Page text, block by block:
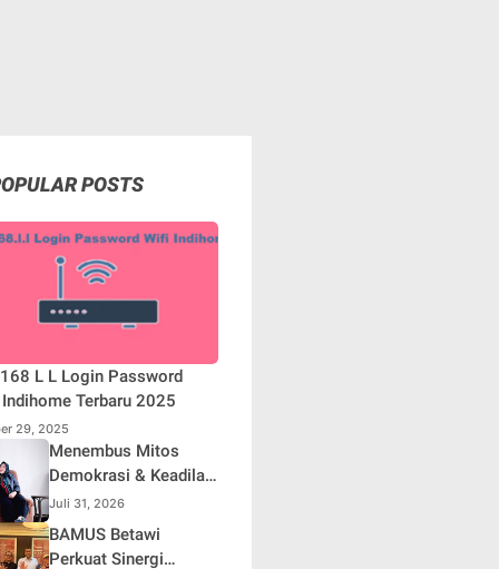
POSTS
L L Login Password
Terbaru 2025
29, 2025
Menembus Mitos
Demokrasi & Keadilan
Sosial: Adv. Fara
Fariha Rodliyana
Soroti Distorsi
Juli 31, 2026
BAMUS Betawi
Perkuat Sinergi